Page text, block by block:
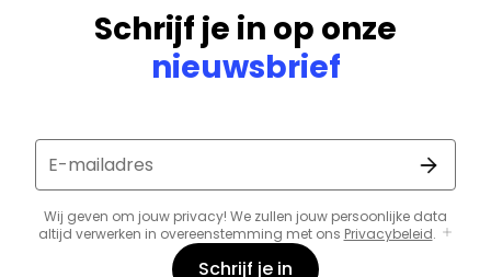
Schrijf je in op onze
nieuwsbrief
E-mailadres
Wij geven om jouw privacy! We zullen jouw persoonlijke data
altijd verwerken in overeenstemming met ons Privacybeleid.
Schrijf je in